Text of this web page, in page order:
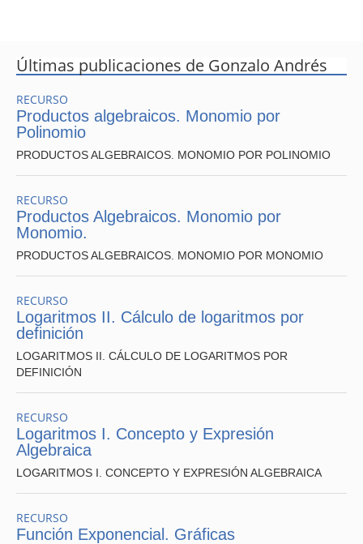
Últimas publicaciones de Gonzalo Andrés
RECURSO
Productos algebraicos. Monomio por
Polinomio
PRODUCTOS ALGEBRAICOS. MONOMIO POR POLINOMIO
RECURSO
Productos Algebraicos. Monomio por
Monomio.
PRODUCTOS ALGEBRAICOS. MONOMIO POR MONOMIO
RECURSO
Logaritmos II. Cálculo de logaritmos por
definición
LOGARITMOS II. CÁLCULO DE LOGARITMOS POR
DEFINICIÓN
RECURSO
Logaritmos I. Concepto y Expresión
Algebraica
LOGARITMOS I. CONCEPTO Y EXPRESIÓN ALGEBRAICA
RECURSO
Función Exponencial. Gráficas